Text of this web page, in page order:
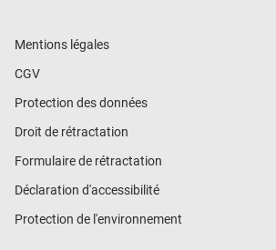
Mentions légales
CGV
Protection des données
Droit de rétractation
Formulaire de rétractation
Déclaration d'accessibilité
Protection de l'environnement